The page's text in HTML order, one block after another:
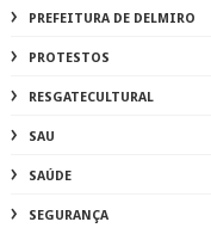
PREFEITURA DE DELMIRO
PROTESTOS
RESGATECULTURAL
SAU
SAÚDE
SEGURANÇA